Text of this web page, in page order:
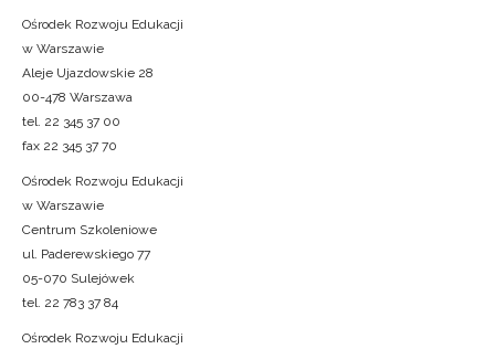
Ośrodek Rozwoju Edukacji
w Warszawie
Aleje Ujazdowskie 28
00-478 Warszawa
tel. 22 345 37 00
fax 22 345 37 70
Ośrodek Rozwoju Edukacji
w Warszawie
Centrum Szkoleniowe
ul. Paderewskiego 77
05-070 Sulejówek
tel. 22 783 37 84
Ośrodek Rozwoju Edukacji